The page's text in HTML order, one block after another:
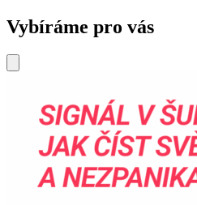
Vybíráme pro vás